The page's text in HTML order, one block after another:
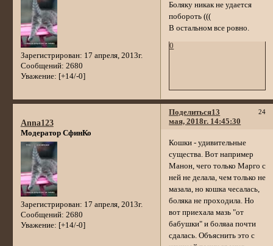
Зарегистрирован: 17 апреля, 2013г.
Сообщений: 2680
Уважение: [+14/-0]
Боляку никак не удается
побороть (((
В остальном все ровно.
0
Поделиться 24
13
мая, 2018г. 14:45:30
Anna123
Модератор СфинКо
Зарегистрирован: 17 апреля, 2013г.
Сообщений: 2680
Уважение: [+14/-0]
Кошки - удивительные
существа. Вот например
Манон, чего только Марго с
ней не делала, чем только не
мазала, но кошка чесалась,
боляка не проходила. Но
вот приехала мазь "от
бабушки" и боляаа почти
сдалась. Объяснить это с